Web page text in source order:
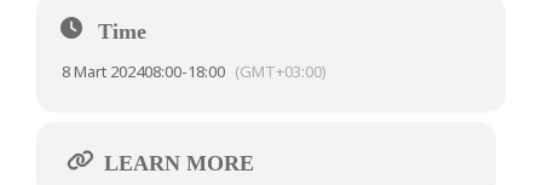
Time
8 Mart 202408:00-18:00 (GMT+03:00)
LEARN MORE